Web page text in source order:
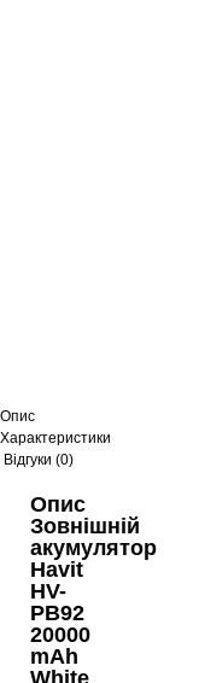
Опис
Характеристики
Відгуки (0)
Опис
Зовнішній
акумулятор
Havit
HV-
PB92
20000
mAh
White